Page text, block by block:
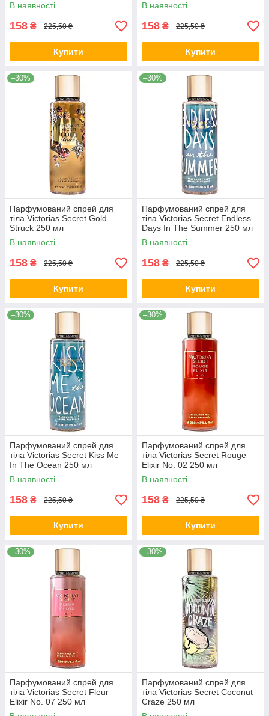
В наявності
158 ₴ 225,50 ₴
Купити
В наявності
158 ₴ 225,50 ₴
Купити
–30%
Парфумований спрей для
тіла Victorias Secret Gold
Struck 250 мл
В наявності
158 ₴ 225,50 ₴
Купити
–30%
Парфумований спрей для
тіла Victorias Secret Endless
Days In The Summer 250 мл
В наявності
158 ₴ 225,50 ₴
Купити
–30%
Парфумований спрей для
тіла Victorias Secret Kiss Me
In The Ocean 250 мл
В наявності
158 ₴ 225,50 ₴
Купити
–30%
Парфумований спрей для
тіла Victorias Secret Rouge
Elixir No. 02 250 мл
В наявності
158 ₴ 225,50 ₴
Купити
–30%
Парфумований спрей для
тіла Victorias Secret Fleur
Elixir No. 07 250 мл
–30%
Парфумований спрей для
тіла Victorias Secret Coconut
Craze 250 мл